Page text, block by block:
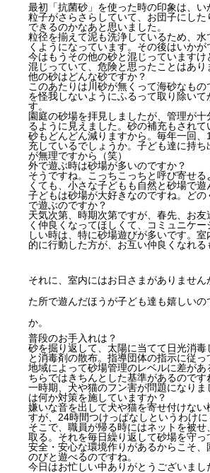
最初「抗菌砂」を使った時の印象は、い
粒子がさらさらしていて、お団子にした
できるのかなあと思いました。
粒径を揃えて泥も洗浄しているため、水
くようになっています。その後はいかが
今はもうその他の砂と混じっていますけ
混じっていて、危険と思ったことはあり
他の砂はどんな砂ですか？
このあたりは川砂が無くって海砂なも
を怪我しないようにふるって取り除いて
す。
園庭の砂場を拝見しましたが、管理が
るように見えました。砂の補充もされて
砂もどんどん減りますから。毎年一回、
充しているでしょうか。子ども達に持ち
が無理ですから（笑）
外で遊ぶ時は砂場が多いのですか？
そうですね。こっちこっちと呼び寄せる
くても、小さな子どもも自然と砂場で遊
子どもは砂場が大好きなのですね。どの
で遊ぶのですか？
天気次第、時期次第ですが、春先、お
く仲良くなってほしくて、コミュニケ
しい時は、特に砂場遊びが多いです。
的に行動した方が、お互い仲良くなれる
それに、室内にはお日さまがありません
た所で遊んだほうが子ども達も嬉しいの
か。
普段のお手入れは？
砂を掘り返して、太陽に当てて日光消毒
と消毒剤の散布。指導団体の指示に従っ
地域によって砂場管理のレベルに差があ
ちらではきちんとした基準があるのです
一時期、犬や猫のフン害が問題になりま
は何か対策を施していますか？
嫌いな音を出して犬や猫を寄せ付けない
すが、24時間つけっぱなしというわけに
そこで、職員が帰る時にはネットを被せ
取る。それを毎日繰り返して砂場を守っ
安全・安心な環境作りがあるからこそ、
のびと遊べるのですね。
今日はお忙しい中ありがとうございまし